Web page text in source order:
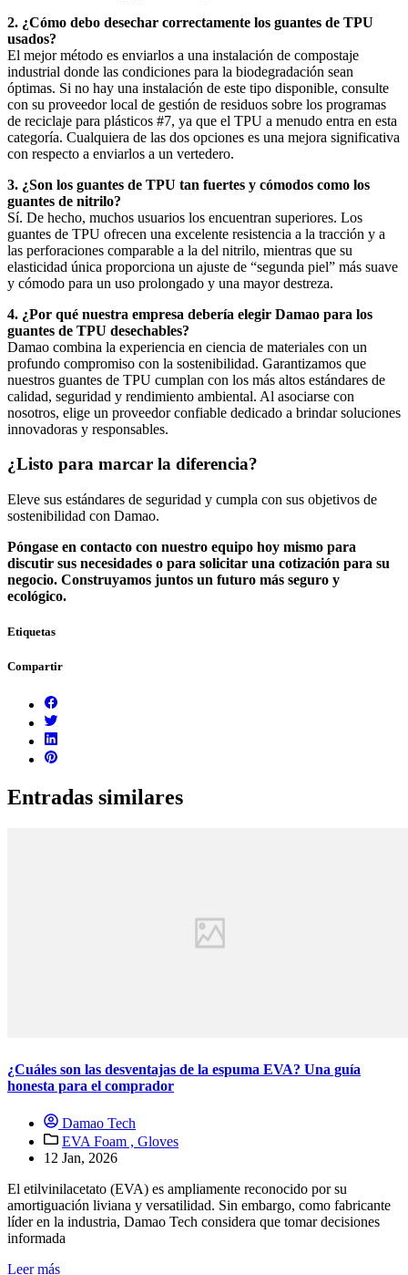
2. ¿Cómo debo desechar correctamente los guantes de TPU
usados?
El mejor método es enviarlos a una instalación de compostaje
industrial donde las condiciones para la biodegradación sean
óptimas. Si no hay una instalación de este tipo disponible, consulte
con su proveedor local de gestión de residuos sobre los programas
de reciclaje para plásticos #7, ya que el TPU a menudo entra en esta
categoría. Cualquiera de las dos opciones es una mejora significativa
con respecto a enviarlos a un vertedero.
3. ¿Son los guantes de TPU tan fuertes y cómodos como los
guantes de nitrilo?
Sí. De hecho, muchos usuarios los encuentran superiores. Los
guantes de TPU ofrecen una excelente resistencia a la tracción y a
las perforaciones comparable a la del nitrilo, mientras que su
elasticidad única proporciona un ajuste de “segunda piel” más suave
y cómodo para un uso prolongado y una mayor destreza.
4. ¿Por qué nuestra empresa debería elegir Damao para los
guantes de TPU desechables?
Damao combina la experiencia en ciencia de materiales con un
profundo compromiso con la sostenibilidad. Garantizamos que
nuestros guantes de TPU cumplan con los más altos estándares de
calidad, seguridad y rendimiento ambiental. Al asociarse con
nosotros, elige un proveedor confiable dedicado a brindar soluciones
innovadoras y responsables.
¿Listo para marcar la diferencia?
Eleve sus estándares de seguridad y cumpla con sus objetivos de
sostenibilidad con Damao.
Póngase en contacto con nuestro equipo hoy mismo para
discutir sus necesidades o para solicitar una cotización para su
negocio. Construyamos juntos un futuro más seguro y
ecológico.
Etiquetas
Compartir
Entradas similares
¿Cuáles son las desventajas de la espuma EVA? Una guía
honesta para el comprador
Damao Tech
EVA Foam , Gloves
12 Jan, 2026
El etilvinilacetato (EVA) es ampliamente reconocido por su
amortiguación liviana y versatilidad. Sin embargo, como fabricante
líder en la industria, Damao Tech considera que tomar decisiones
informada
Leer más